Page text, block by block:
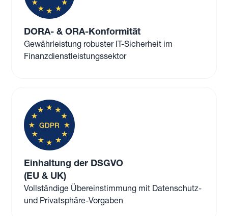
DORA- & ORA-Konformität
Gewährleistung robuster IT-Sicherheit im
Finanzdienstleistungssektor
Einhaltung der DSGVO
(EU & UK)
Vollständige Übereinstimmung mit Datenschutz-
und Privatsphäre-Vorgaben